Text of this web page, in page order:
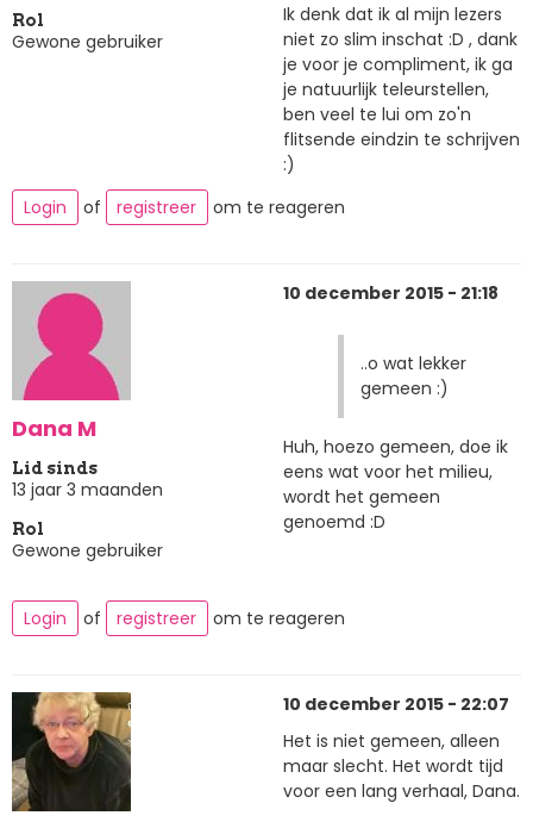
Rol
Gewone gebruiker
Ik denk dat ik al mijn lezers
niet zo slim inschat :D , dank
je voor je compliment, ik ga
je natuurlijk teleurstellen,
ben veel te lui om zo'n
flitsende eindzin te schrijven
:)
Login
of registreer om te reageren
Dana M
Lid sinds
13 jaar 3 maanden
Rol
Gewone gebruiker
10 december 2015 - 21:18
..o wat lekker
gemeen :)
Huh, hoezo gemeen, doe ik
eens wat voor het milieu,
wordt het gemeen
genoemd :D
Login of registreer om te reageren
10 december 2015 - 22:07
Het is niet gemeen, alleen
maar slecht. Het wordt tijd
voor een lang verhaal, Dana.